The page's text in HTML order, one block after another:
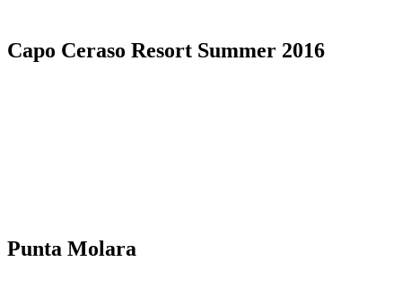
Capo Ceraso Resort Summer 2016
Punta Molara